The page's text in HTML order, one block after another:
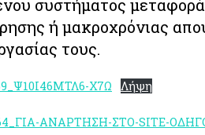
συστήματος
ή μακροχρόνιας
τους.
Χ7Ω Λήψη
ΑΝΑΡΤΗΣΗ-ΣΤΟ-SITE-